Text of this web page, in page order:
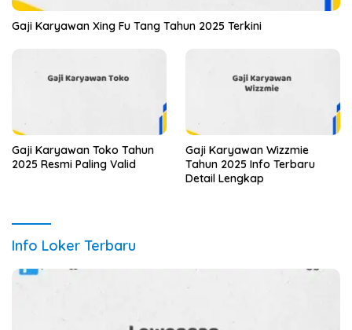
Gaji Karyawan Xing Fu Tang Tahun 2025 Terkini
Gaji Karyawan Toko Tahun
2025 Resmi Paling Valid
Gaji Karyawan Wizzmie
Tahun 2025 Info Terbaru
Detail Lengkap
Info Loker Terbaru